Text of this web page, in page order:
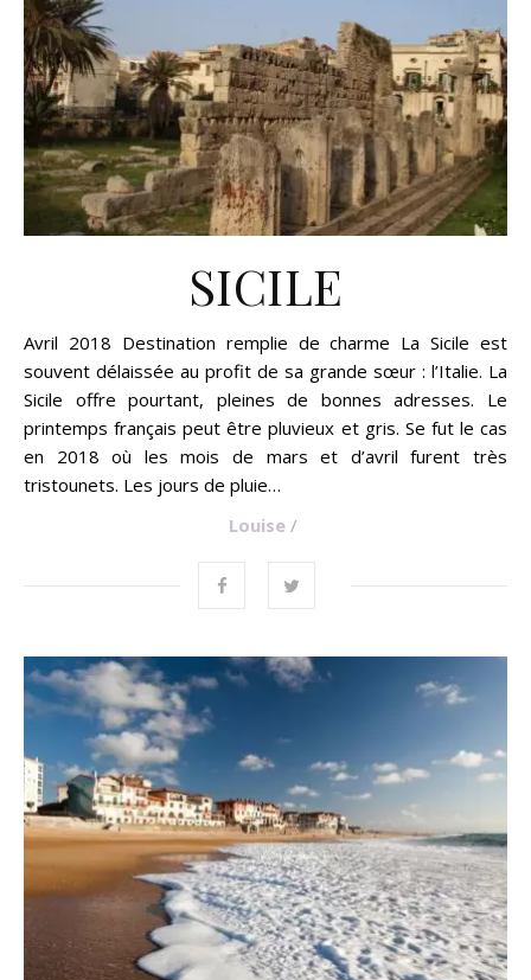
SICILE
Avril 2018 Destination remplie de charme La Sicile est
souvent délaissée au profit de sa grande sœur : l’Italie. La
Sicile offre pourtant, pleines de bonnes adresses. Le
printemps français peut être pluvieux et gris. Se fut le cas
en 2018 où les mois de mars et d’avril furent très
tristounets. Les jours de pluie…
Louise /